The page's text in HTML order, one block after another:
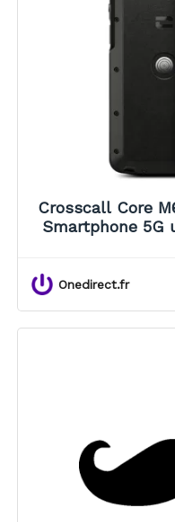
Crosscall Core
Smartphone
Onedirect.fr